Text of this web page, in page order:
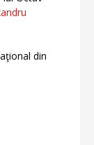
din